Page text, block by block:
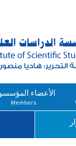
الأعضاء
Members